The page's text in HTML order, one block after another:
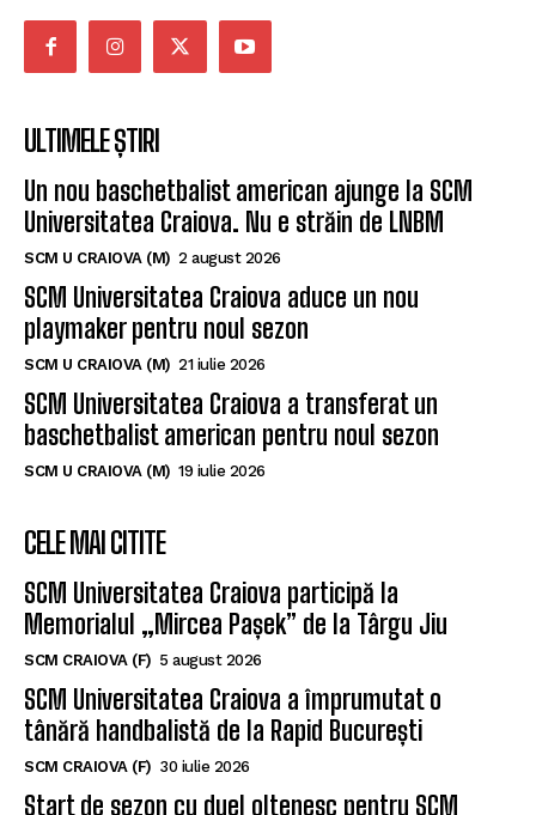
ULTIMELE ȘTIRI
Un nou baschetbalist american ajunge la SCM
Universitatea Craiova. Nu e străin de LNBM
SCM U CRAIOVA (M) 2 august 2026
SCM Universitatea Craiova aduce un nou
playmaker pentru noul sezon
SCM U CRAIOVA (M) 21 iulie 2026
SCM Universitatea Craiova a transferat un
baschetbalist american pentru noul sezon
SCM U CRAIOVA (M) 19 iulie 2026
CELE MAI CITITE
SCM Universitatea Craiova participă la
Memorialul „Mircea Pașek” de la Târgu Jiu
SCM CRAIOVA (F) 5 august 2026
SCM Universitatea Craiova a împrumutat o
tânără handbalistă de la Rapid București
SCM CRAIOVA (F) 30 iulie 2026
Start de sezon cu duel oltenesc pentru SCM
Universitatea Craiova
SCM CRAIOVA (F) 23 iunie 2026